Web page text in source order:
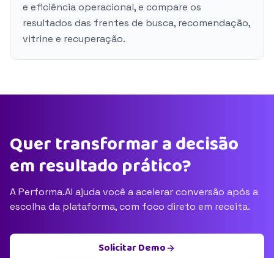
e eficiência operacional, e compare os
resultados das frentes de busca, recomendação,
vitrine e recuperação.
Quer transformar a decisão
em resultado prático?
A Performa.AI ajuda você a acelerar conversão após a
escolha da plataforma, com foco direto em receita.
Solicitar Demo